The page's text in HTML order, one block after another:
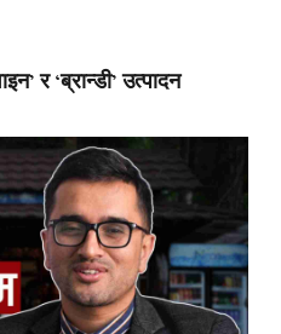
र ‘ब्रान्डी’ उत्पादन